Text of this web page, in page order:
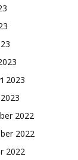
2023
2022
2022
2022